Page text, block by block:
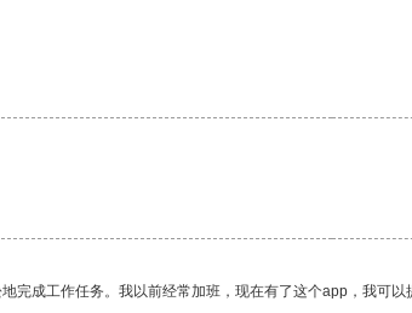
完成工作任务。我以前经常加班，现在有了这个app，我可以